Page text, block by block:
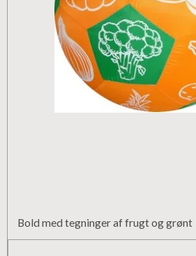
Bold med tegninger af frugt og grønt